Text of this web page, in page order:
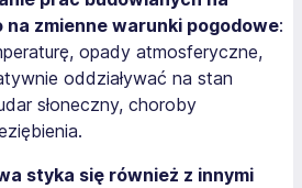
zmienne warunki pogodowe:
opady atmosferyczne,
oddziaływać na stan
słoneczny, choroby
styka się również z innymi